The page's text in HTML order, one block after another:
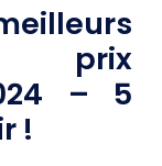
prix
– 5
!